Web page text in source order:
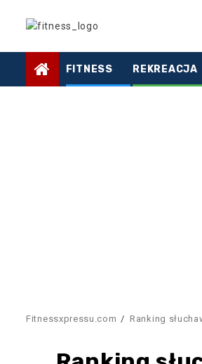
FITNESS REKREACJA
Fitnessxpressu.com Ranking